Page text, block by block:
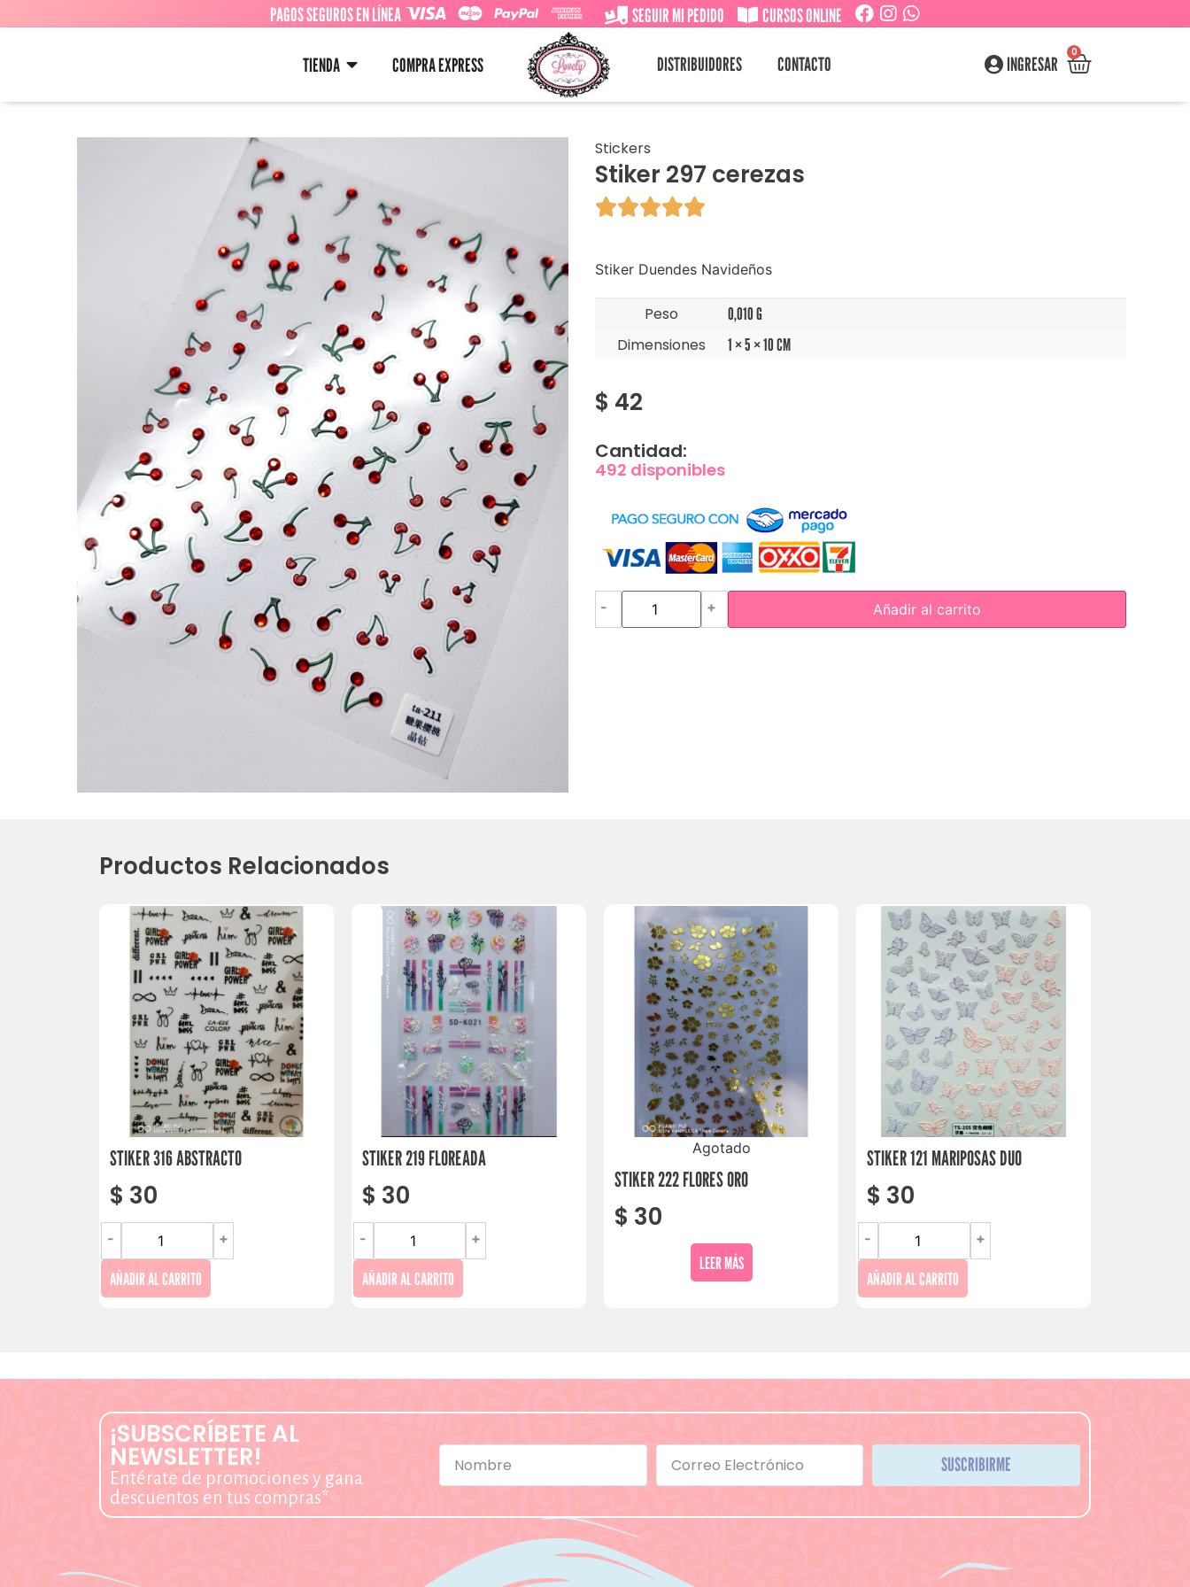
PAGOS SEGUROS EN LÍNEA SEGUIR MI PEDIDO CURSOS ONLINE
TIENDA COMPRA EXPRESS DISTRIBUIDORES CONTACTO INGRESAR
0
Stickers
Stiker 297 cerezas

Stiker Duendes Navideños
Peso 0,010 G
Dimensiones 1 × 5 × 10 CM
$ 42
Cantidad:
492 disponibles
- + Añadir al carrito
Productos Relacionados
STIKER 316 ABSTRACTO
$ 30
- +
AÑADIR AL CARRITO
STIKER 219 FLOREADA
$ 30
- +
AÑADIR AL CARRITO
Agotado
STIKER 222 FLORES ORO
$ 30
LEER MÁS
STIKER 121 MARIPOSAS DUO
$ 30
- +
AÑADIR AL CARRITO
¡SUBSCRÍBETE AL
NEWSLETTER!
Entérate de promociones y gana
descuentos en tus compras*
SUSCRIBIRME